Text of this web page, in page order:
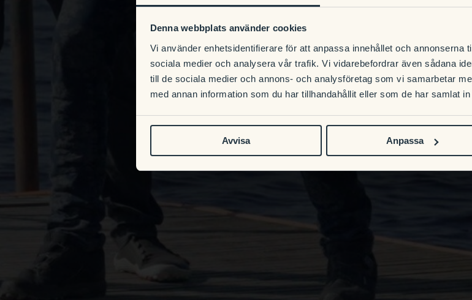
Denna webbplats använder cookies
Vi använder enhetsidentifierare för att anpassa innehållet och annonserna
sociala medier och analysera vår trafik. Vi vidarebefordrar även sådana
till de sociala medier och annons- och analysföretag som vi samarbetar
med annan information som du har tillhandahållit eller som de har samlat
Avvisa Anpassa